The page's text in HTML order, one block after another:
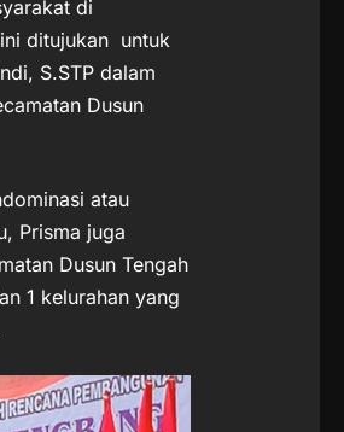
di
ditujukan untuk
S.STP dalam
Dusun
atau
Prisma juga
Dusun Tengah
1 kelurahan yang